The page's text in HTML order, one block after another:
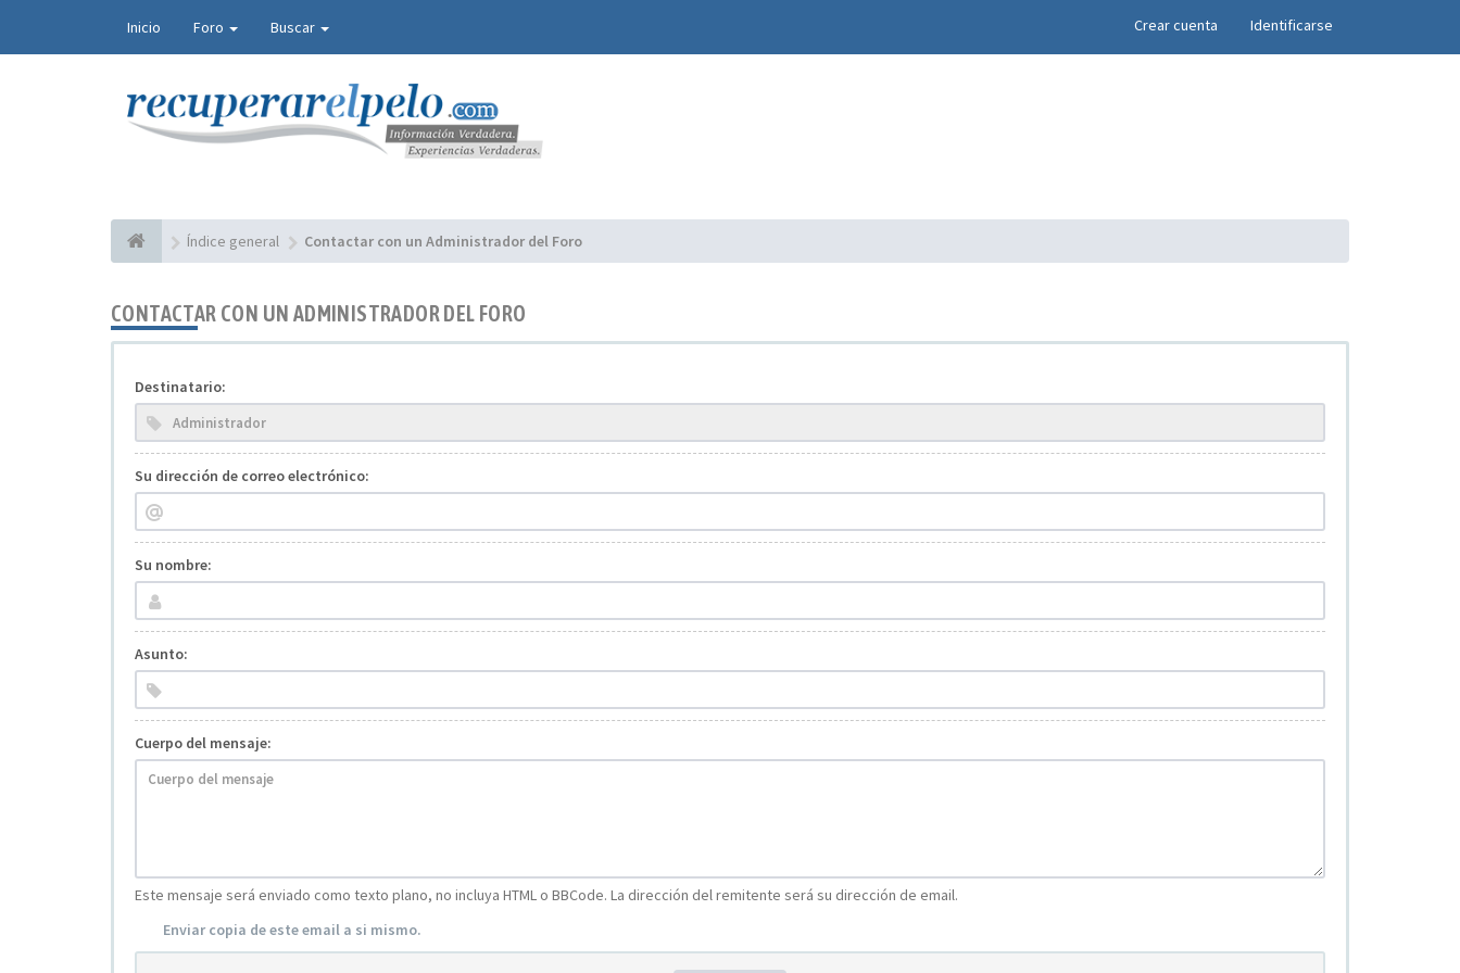
Inicio Foro Buscar Crear cuenta Identificarse ×
Índice general Contactar con un Administrador del Foro
CONTACTAR CON UN ADMINISTRADOR DEL FORO
Destinatario:
Su dirección de correo electrónico:
Su nombre:
Asunto:
Cuerpo del mensaje:
Este mensaje será enviado como texto plano, no incluya HTML o BBCode. La dirección del remitente será su dirección de email.
Enviar copia de este email a si mismo.